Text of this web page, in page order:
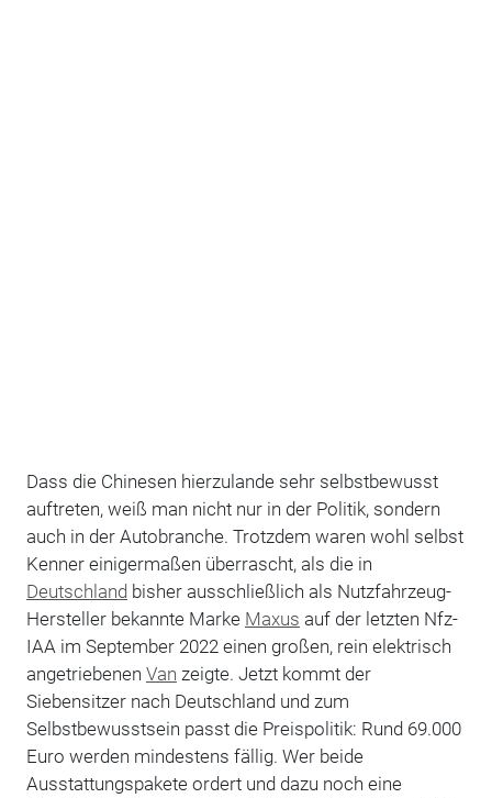
Dass die Chinesen hierzulande sehr selbstbewusst
auftreten, weiß man nicht nur in der Politik, sondern
auch in der Autobranche. Trotzdem waren wohl selbst
Kenner einigermaßen überrascht, als die in
Deutschland bisher ausschließlich als Nutzfahrzeug-
Hersteller bekannte Marke Maxus auf der letzten Nfz-
IAA im September 2022 einen großen, rein elektrisch
angetriebenen Van zeigte. Jetzt kommt der
Siebensitzer nach Deutschland und zum
Selbstbewusstsein passt die Preispolitik: Rund 69.000
Euro werden mindestens fällig. Wer beide
Ausstattungspakete ordert und dazu noch eine